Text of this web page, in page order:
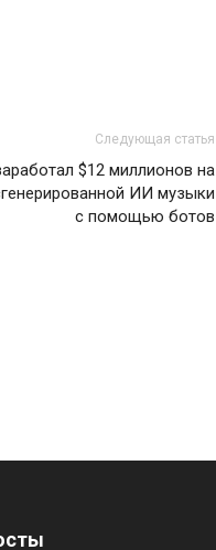
Следующая статья
$12 миллионов на
ИИ музыки
с помощью ботов